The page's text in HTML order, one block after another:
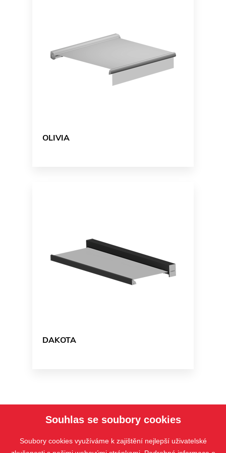
OLIVIA
DAKOTA
Souhlas se soubory cookies
Soubory cookies využíváme k zajištění nejlepší uživatelské